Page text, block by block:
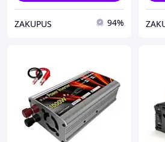
ZAKUPUS 94%